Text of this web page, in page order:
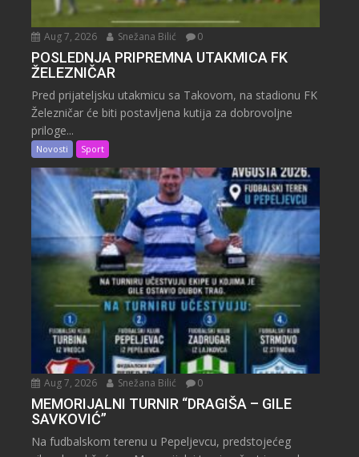
Aug 7, 2026 Snežana Bilić 0
POSLEDNJA PRIPREMNA UTAKMICA FK
ŽELEZNIČAR
Pred prijateljsku utakmicu sa Takovom, na stadionu FK
Železničar će biti postavljena kutija za dobrovoljne
priloge...
Novosti Sport
Aug 7, 2026 Snežana Bilić 0
MEMORIJALNI TURNIR “DRAGIŠA – GILE
SAVKOVIĆ”
Na fudbalskom terenu u Pepeljevcu, predstojećeg